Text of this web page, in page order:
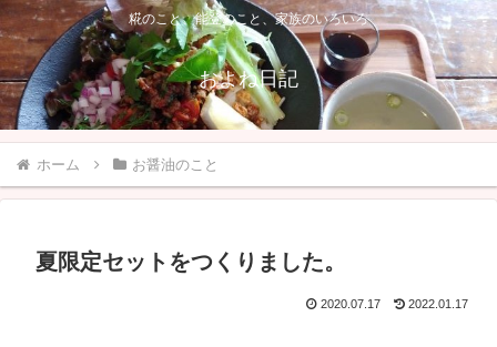
糀のこと、能登のこと、家族のいろいろ
およね日記
ホーム お醤油のこと
夏限定セットをつくりました。
2020.07.17 2022.01.17